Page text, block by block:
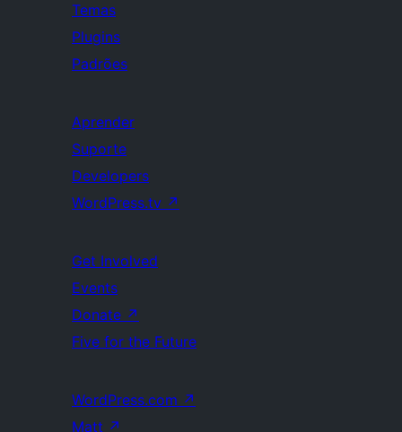
Temas
Plugins
Padrões
Aprender
Suporte
Developers
WordPress.tv ↗
Get Involved
Events
Donate ↗
Five for the Future
WordPress.com ↗
Matt ↗